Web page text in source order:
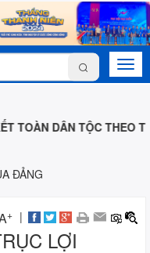
DÂN TỘC THEO TƯ
ĐẢNG
+ |
LỢI